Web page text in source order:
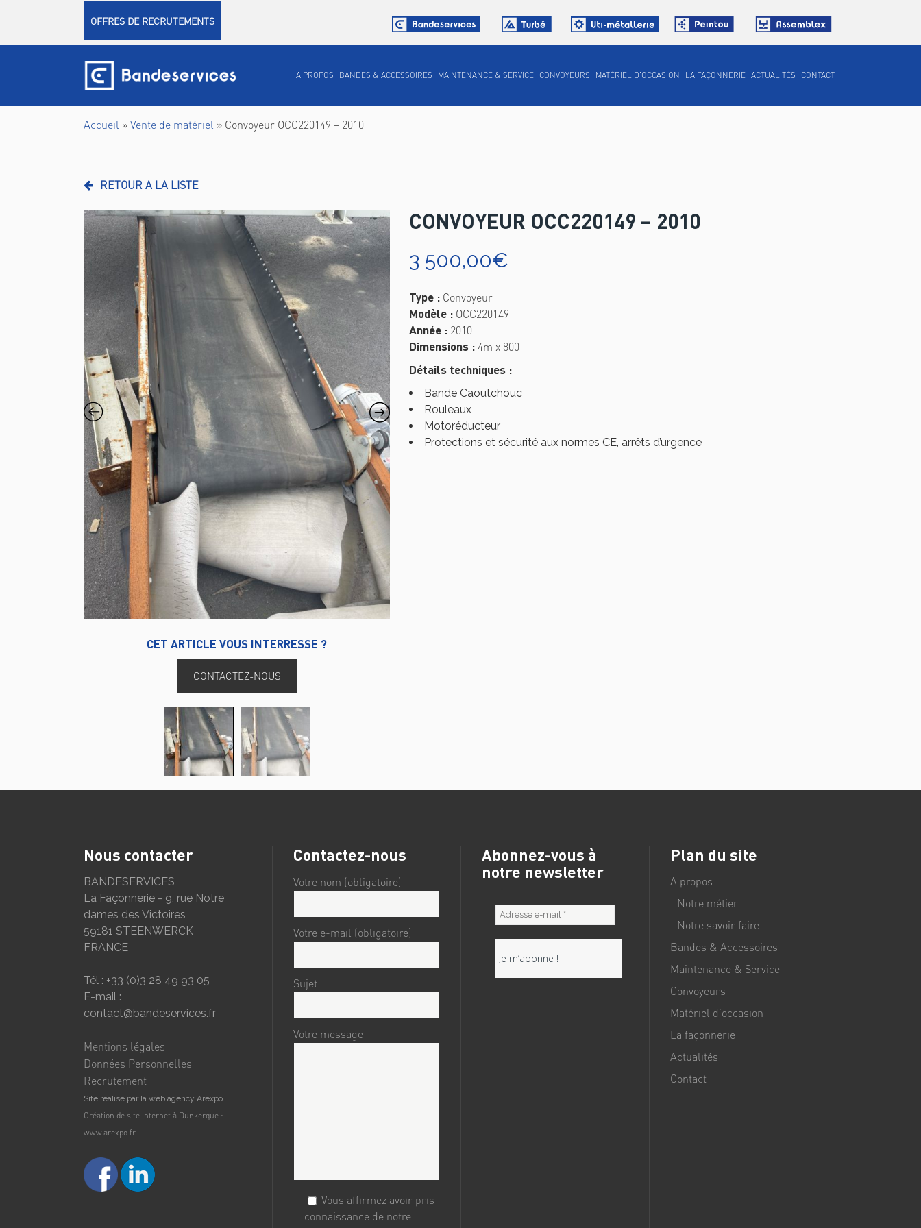
OFFRES DE RECRUTEMENTS
A PROPOS BANDES & ACCESSOIRES MAINTENANCE & SERVICE CONVOYEURS MATÉRIEL D’OCCASION LA FAÇONNERIE ACTUALITÉS CONTACT
Accueil » Vente de matériel » Convoyeur OCC220149 – 2010
RETOUR A LA LISTE
CET ARTICLE VOUS INTERRESSE ?
CONTACTEZ-NOUS
CONVOYEUR OCC220149 – 2010
3 500,00€
Type : Convoyeur
Modèle : OCC220149
Année : 2010
Dimensions : 4m x 800
Détails techniques :
Bande Caoutchouc
Rouleaux
Motoréducteur
Protections et sécurité aux normes CE, arrêts d’urgence
Nous contacter
BANDESERVICES
La Façonnerie - 9, rue Notre
dames des Victoires
59181 STEENWERCK
FRANCE
Tél : +33 (0)3 28 49 93 05
E-mail :
contact@bandeservices.fr
Mentions légales
Données Personnelles
Recrutement
Site réalisé par la web agency Arexpo
Création de site internet à Dunkerque :
www.arexpo.fr
Contactez-nous
Votre nom (obligatoire)
Votre e-mail (obligatoire)
Sujet
Votre message
Vous affirmez avoir pris
connaissance de notre
Abonnez-vous à
notre newsletter
Plan du site
A propos
Notre métier
Notre savoir faire
Bandes & Accessoires
Maintenance & Service
Convoyeurs
Matériel d’occasion
La façonnerie
Actualités
Contact